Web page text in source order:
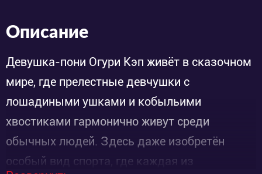
Описание
Девушка-пони Огури Кэп живёт в сказочном
мире, где прелестные девчушки с
лошадиными ушками и кобыльими
хвостиками гармонично живут среди
обычных людей. Здесь даже изобретён
особый вид спорта, где каждая из